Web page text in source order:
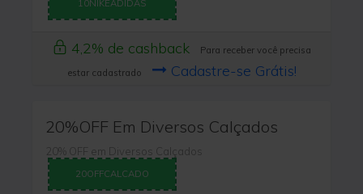
10NIKEADIDAS
4,2% de cashback
Para receber você precisa
estar cadastrado
Cadastre-se Grátis!
20%OFF Em Diversos Calçados
20% OFF em Diversos Calçados
20OFFCALCADO